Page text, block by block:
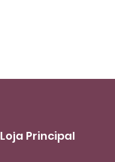
Loja Principal